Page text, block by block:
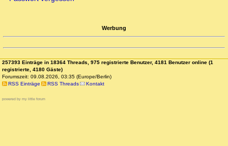
Werbung
257393 Einträge in 18364 Threads, 975 registrierte Benutzer, 4181 Benutzer online (1
registrierte, 4180 Gäste)
Forumszeit: 09.08.2026, 03:35 (Europe/Berlin)
RSS Einträge
RSS Threads Kontakt
powered by my little forum